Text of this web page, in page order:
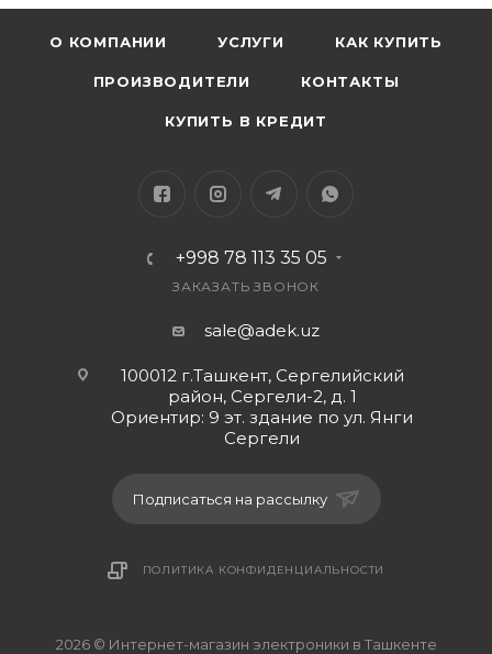
строя. Заменить данный элемент рекомендуется,
если он быстро теряет заряд, сильно нагревается
подходить на разные телефоны, задавайте
вопросы про совместимость с конкретным
2608, 2660, 5000, 6111, 7070, 7370, 7373, 7510
О КОМПАНИИ УСЛУГИ КАК КУПИТЬ
ПРОИЗВОДИТЕЛИ КОНТАКТЫ
КУПИТЬ В КРЕДИТ
+998 78 113 35 05
ЗАКАЗАТЬ ЗВОНОК
sale@adek.uz
100012 г.Ташкент, Сергелийский
район, Сергели-2, д. 1
Ориентир: 9 эт. здание по ул. Янги
Сергели
Подписаться на рассылку
ПОЛИТИКА КОНФИДЕНЦИАЛЬНОСТИ
2026 © Интернет-магазин электроники в Ташкенте